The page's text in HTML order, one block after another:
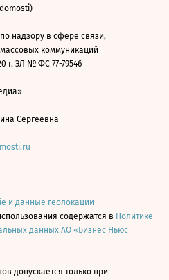
надзору в сфере связи,
коммуникаций
г. ЭЛ № ФС 77-79546
Сергеевна
и данные геолокации
содержатся в Политике
данных АО «Бизнес Ньюс
допускается только при